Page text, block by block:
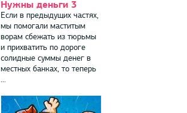
Нужны деньги 3
Если в предыдущих частях,
мы помогали маститым
ворам сбежать из тюрьмы
и прихватить по дороге
солидные суммы денег в
местных банках, то теперь
...